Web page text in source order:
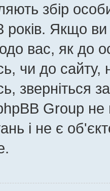
збір
років. Якщо
вас, як до
чи до
зверніться
Group не
і не є